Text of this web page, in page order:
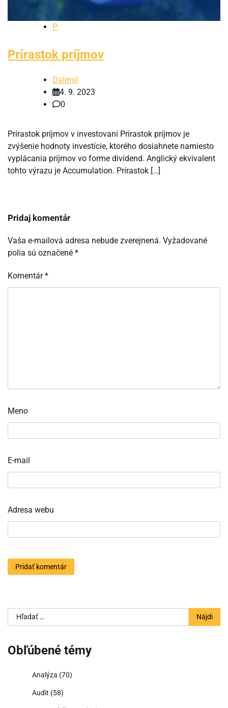
P
Prírastok príjmov
Dalimil
4. 9. 2023
0
Prírastok príjmov v investovaní Prírastok príjmov je
zvýšenie hodnoty investície, ktorého dosiahnete namiesto
vyplácania príjmov vo forme dividend. Anglický ekvivalent
tohto výrazu je Accumulation. Prírastok […]
Pridaj komentár
Vaša e-mailová adresa nebude zverejnená. Vyžadované
polia sú označené *
Komentár*
Meno
E-mail
Adresa webu
Hľadať:
Obľúbené témy
Analýza (70)
Audit (58)